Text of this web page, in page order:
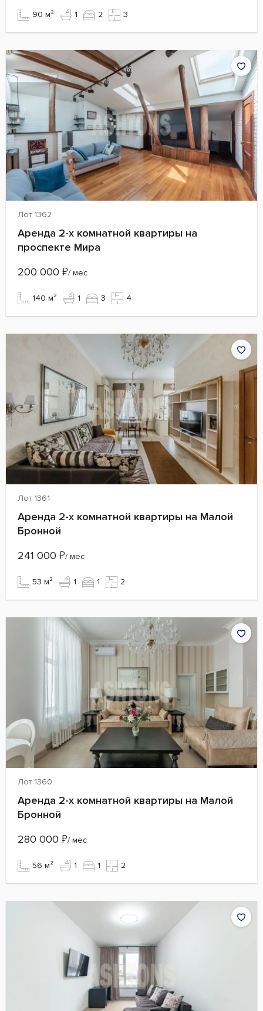
90 м² 1 2 3
Лот 1362
Аренда 2-х комнатной квартиры на
проспекте Мира
200 000 ₽/ мес
140 м² 1 3 4
Лот 1361
Аренда 2-х комнатной квартиры на Малой
Бронной
241 000 ₽/ мес
53 м² 1 1 2
Лот 1360
Аренда 2-х комнатной квартиры на Малой
Бронной
280 000 ₽/ мес
56 м² 1 1 2